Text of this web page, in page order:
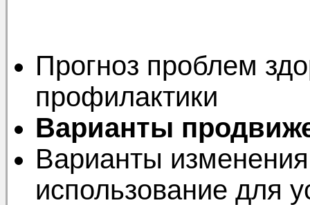
Прогноз проблем
профилактики
Варианты
Варианты
использование для